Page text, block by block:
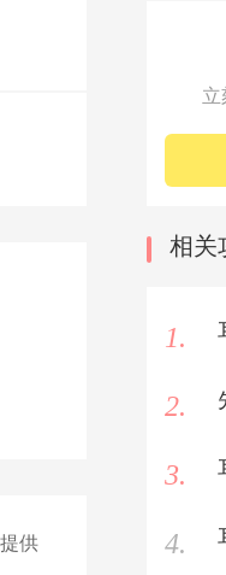
提供
立
相关
1.
2.
3.
4.